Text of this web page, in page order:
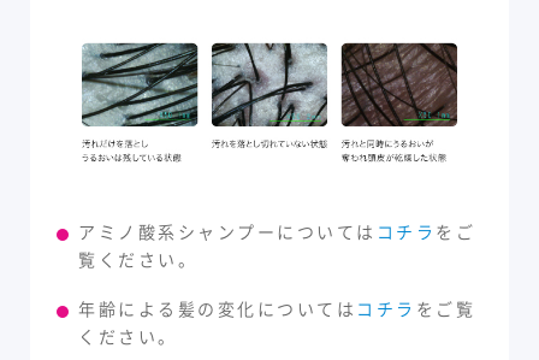
アミノ酸系シャンプーについては コチラ をご
覧ください。
年齢による髪の変化については コチラ をご覧
ください。